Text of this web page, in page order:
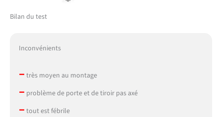
Bilan du test
Inconvénients
– très moyen au montage
– problème de porte et de tiroir pas axé
– tout est fébrile